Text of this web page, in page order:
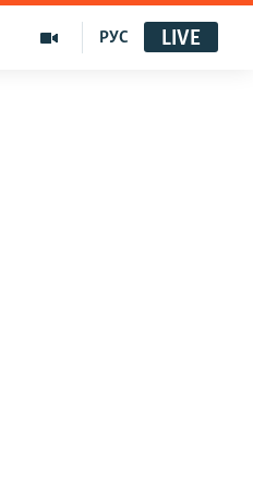
РУС LIVE